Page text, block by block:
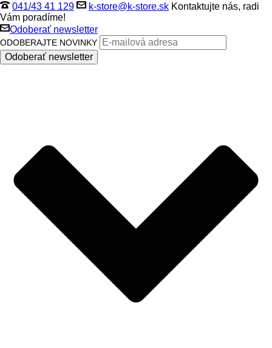
041/43 41 129 k-store@k-store.sk Kontaktujte nás, radi
Vám poradíme!
Odoberať newsletter
ODOBERAJTE NOVINKY